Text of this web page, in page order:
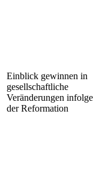
Einblick gewinnen in
gesellschaftliche
Veränderungen infolge
der Reformation